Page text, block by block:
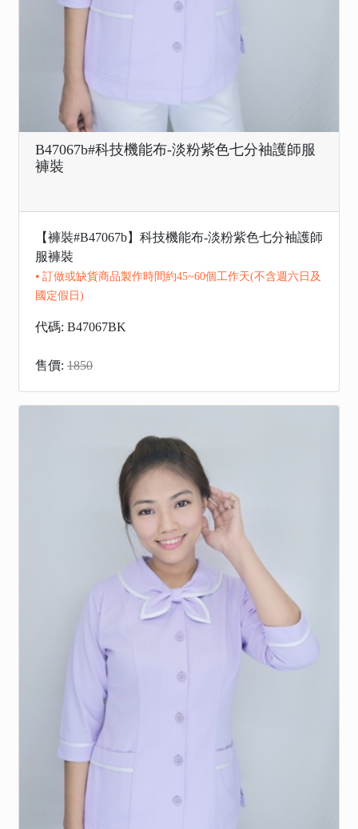
B47067b#科技機能布-淡粉紫色七分袖護師服
褲裝
【褲裝#B47067b】科技機能布-淡粉紫色七分袖護師
服褲裝
⦁ 訂做或缺貨商品製作時間約45~60個工作天(不含週六日及
國定假日)
代碼: B47067BK
售價: 1850